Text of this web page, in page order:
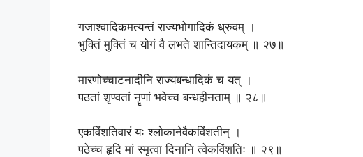
गजाश्वादिकमत्यन्तं राज्यभोगादिकं ध्रुवम् ।
भुक्तिं मुक्तिं च योगं वै लभते शान्तिदायकम् ॥ २७॥
मारणोच्चाटनादीनि राज्यबन्धादिकं च यत् ।
पठतां श‍ृण्वतां नॄणां भवेच्च बन्धहीनताम् ॥ २८॥
एकविंशतिवारं यः श्लोकानेवैकविंशतीन् ।
पठेच्च हृदि मां स्मृत्वा दिनानि त्वेकविंशतिः ॥ २९॥